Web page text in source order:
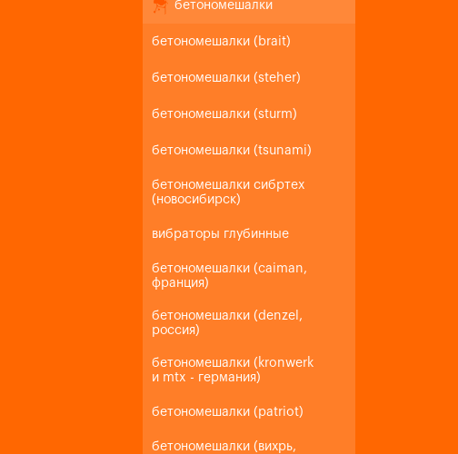
бетономешалки
бетономешалки (brait)
бетономешалки (steher)
бетономешалки (sturm)
бетономешалки (tsunami)
бетономешалки сибртех
(новосибирск)
вибраторы глубинные
бетономешалки (caiman,
франция)
бетономешалки (denzel,
россия)
бетономешалки (kronwerk
и mtx - германия)
бетономешалки (patriot)
бетономешалки (вихрь,